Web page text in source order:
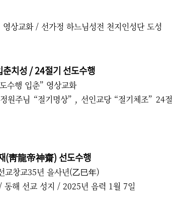
상교화 / 선가정 하느님성전 천지인성단 도성
치성 / 24절기 선도수행
수행 입춘” 영상교화
원주님 “절기명상” , 선인교당 “절기체조” 24절
(靑龍帝神齋)​ 선도수행
교창교35년 을사년(乙巳年)
동해 선교 성지 / 2025년 음력 1월 7일